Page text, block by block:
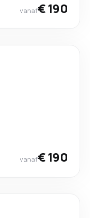
vanaf€ 190
vanaf€ 190